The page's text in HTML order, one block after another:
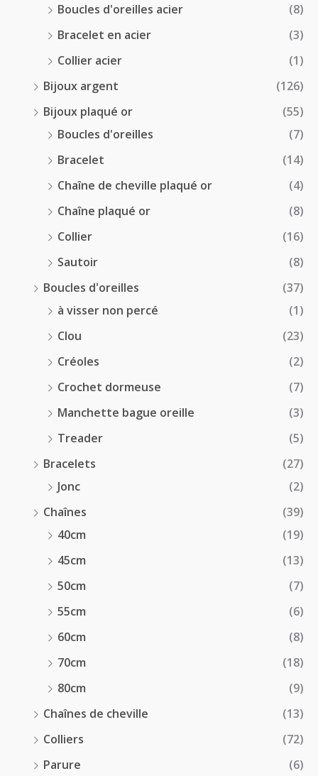
Boucles d'oreilles acier
(8)
Bracelet en acier
(3)
Collier acier
(1)
Bijoux argent
(126)
Bijoux plaqué or
(55)
Boucles d'oreilles
(7)
Bracelet
(14)
Chaîne de cheville plaqué or
(4)
Chaîne plaqué or
(8)
Collier
(16)
Sautoir
(8)
Boucles d'oreilles
(37)
à visser non percé
(1)
Clou
(23)
Créoles
(2)
Crochet dormeuse
(7)
Manchette bague oreille
(3)
Treader
(5)
Bracelets
(27)
Jonc
(2)
Chaînes
(39)
40cm
(19)
45cm
(13)
50cm
(7)
55cm
(6)
60cm
(8)
70cm
(18)
80cm
(9)
Chaînes de cheville
(13)
Colliers
(72)
Parure
(6)